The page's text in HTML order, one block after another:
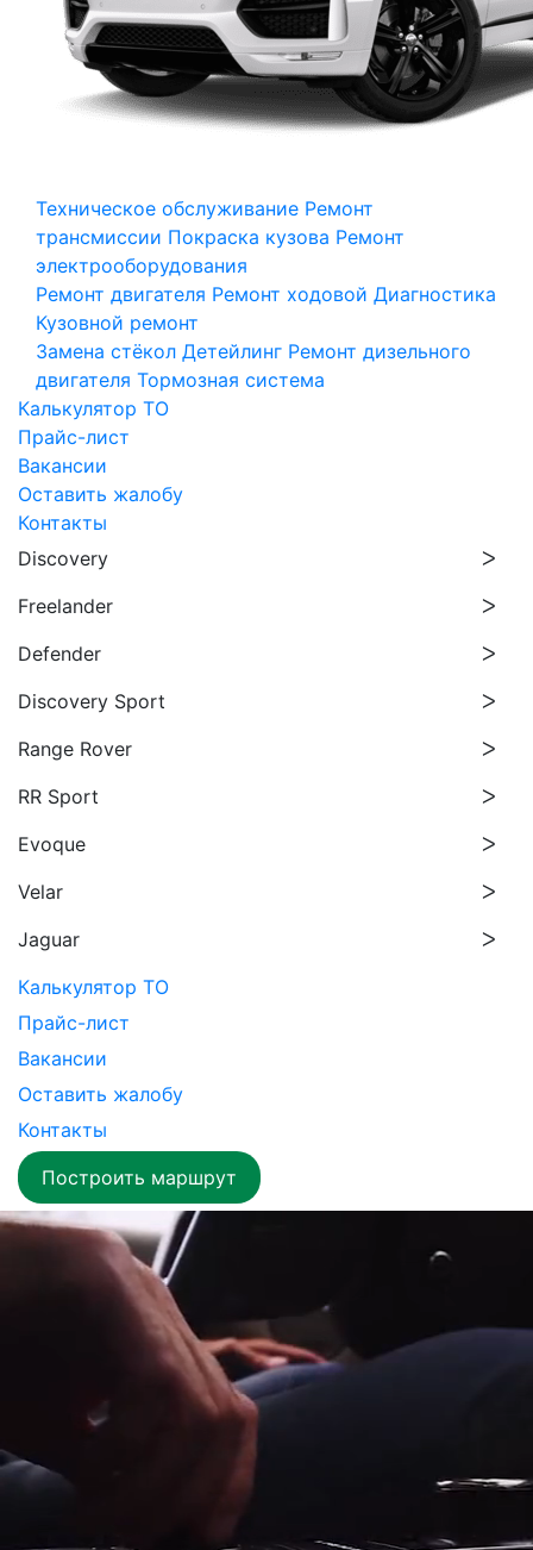
Техническое обслуживание Ремонт
трансмиссии Покраска кузова Ремонт
электрооборудования
Ремонт двигателя Ремонт ходовой Диагностика
Кузовной ремонт
Замена стёкол Детейлинг Ремонт дизельного
двигателя Тормозная система
Калькулятор ТО
Прайс-лист
Вакансии
Оставить жалобу
Контакты
Discovery
Freelander
Defender
Discovery Sport
Range Rover
RR Sport
Evoque
Velar
Jaguar
Калькулятор ТО
Прайс-лист
Вакансии
Оставить жалобу
Контакты
Построить маршрут